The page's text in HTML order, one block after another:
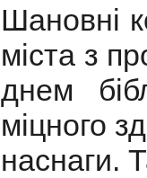
Шановні
міста з
днем
міцного
наснаги.